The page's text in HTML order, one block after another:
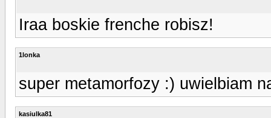
Iraa boskie frenche robisz!
1lonka
super metamorfozy :) uwielbiam
kasiulka81